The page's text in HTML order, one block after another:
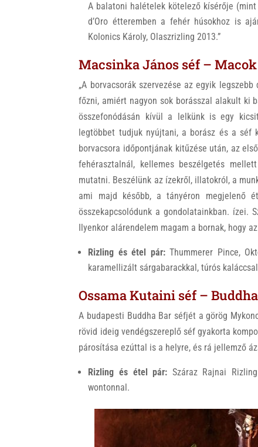
A balatoni halételek kötelező kísérője
d’Oro étteremben a fehér húsokhoz is
Kolonics Károly, Olaszrizling 2013.”
Macsinka János séf –
„A borvacsorák szervezése az egyik
főzni, amiért nagyon sok borásszal alakult ki
összefonódásán kívül a lelkünk is egy
legtöbbet tudjuk nyújtani, a borász és a séf
borvacsora időpontjának kitűzése után, az
fehérasztalnál, kellemes beszélgetés
mutatni. Beszélünk az ízekről, illatokról, a
ami majd később, a tányéron megjelenő
összekapcsolódunk a gondolatainkban. ízei.
Ilyenkor alárendelem magam a bornak, hogy
Rizling és étel pár:Thummerer Pince,
karamellizált sárgabarackkal, túrós
Ossama Kutaini séf –
A budapesti Buddha Bar séfjét a görög
rövid ideig vendégszereplő séf gyakorta
párosítása ezúttal is a helyre, és rá jellemző
Rizling és étel pár: Száraz Rajnai
wontonnal.